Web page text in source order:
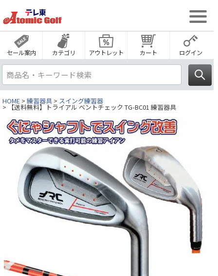
セール案内 カテゴリ アウトレット カート ログイン
HOME 練習器具 スイング練習器
【送料無料】トライアル ベントチェック TG-BC01 練習器具